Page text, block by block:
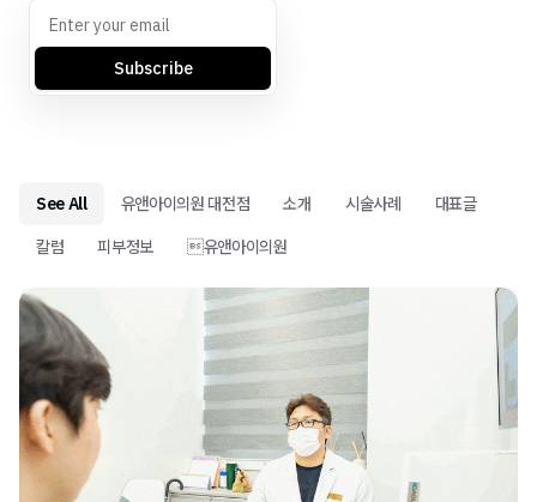
Subscribe
See All 유앤아이의원 대전점 소개 시술사례
대표글
칼럼
피부정보 유앤아이의원